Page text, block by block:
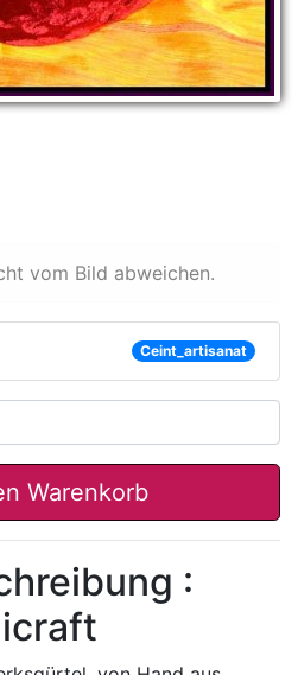
vom Bild abweichen.
Ceint_artisanat
Warenkorb
: